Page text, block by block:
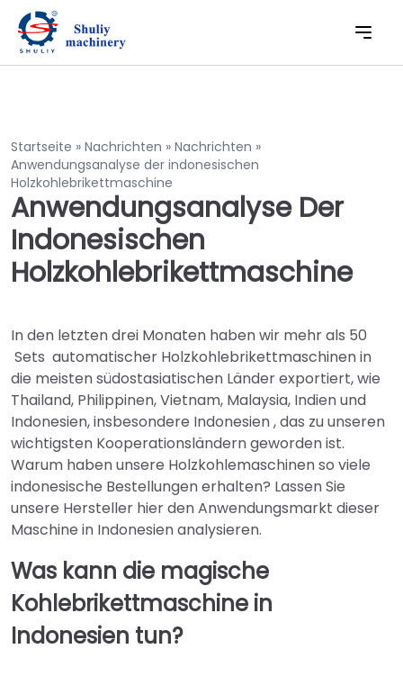
Startseite » Nachrichten » Nachrichten »
Anwendungsanalyse der indonesischen
Holzkohlebrikettmaschine
Anwendungsanalyse Der
Indonesischen
Holzkohlebrikettmaschine
In den letzten drei Monaten haben wir mehr als 50
Sets automatischer Holzkohlebrikettmaschinen in
die meisten südostasiatischen Länder exportiert, wie
Thailand, Philippinen, Vietnam, Malaysia, Indien und
Indonesien, insbesondere Indonesien , das zu unseren
wichtigsten Kooperationsländern geworden ist.
Warum haben unsere Holzkohlemaschinen so viele
indonesische Bestellungen erhalten? Lassen Sie
unsere Hersteller hier den Anwendungsmarkt dieser
Maschine in Indonesien analysieren.
Was kann die magische
Kohlebrikettmaschine in
Indonesien tun?